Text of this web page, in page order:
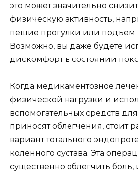
это может значительно
физическую активность,
пешие прогулки или подъем
Возможно, вы даже будете
дискомфорт в состоянии
Когда медикаментозное
физической нагрузки и
вспомогательных средств
приносят облегчения, стоит
вариант тотального
коленного сустава. Эта
существенно облегчить боль,